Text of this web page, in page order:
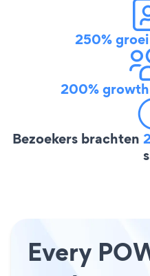
250% groei
200% growth
Bezoekers brachten
Every